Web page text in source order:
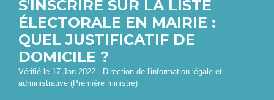
S'INSCRIRE SUR LA LISTE
ÉLECTORALE EN MAIRIE :
QUEL JUSTIFICATIF DE
DOMICILE ?
Vérifié le 17 Jan 2022 - Direction de l'information légale et
administrative (Première ministre)